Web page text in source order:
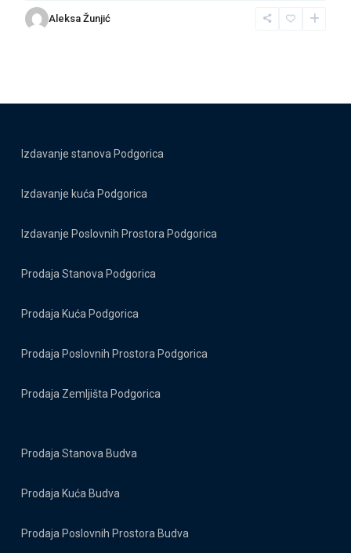
Aleksa Žunjić
Izdavanje stanova Podgorica
Izdavanje kuća Podgorica
Izdavanje Poslovnih Prostora Podgorica
Prodaja Stanova Podgorica
Prodaja Kuća Podgorica
Prodaja Poslovnih Prostora Podgorica
Prodaja Zemljišta Podgorica
Prodaja Stanova Budva
Prodaja Kuća Budva
Prodaja Poslovnih Prostora Budva